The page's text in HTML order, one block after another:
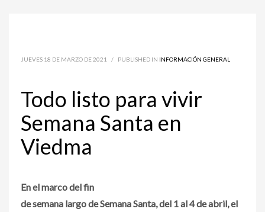
JUEVES 18 DE MARZO DE 2021 / PUBLISHED IN INFORMACIÓN GENERAL
Todo listo para vivir
Semana Santa en
Viedma
En el marco del fin
de semana largo de Semana Santa, del 1 al 4 de abril, el